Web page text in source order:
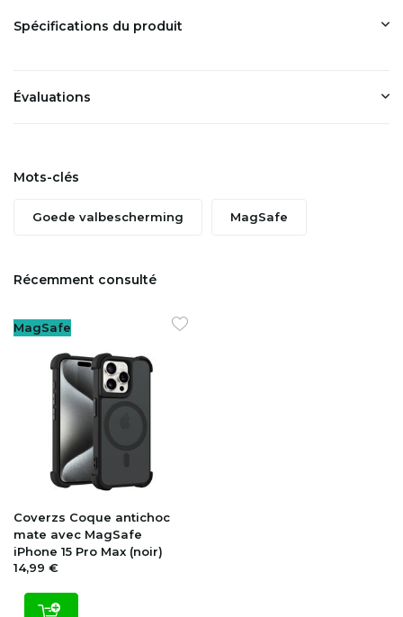
Spécifications du produit
Évaluations
Mots-clés
Goede valbescherming MagSafe
Récemment consulté
MagSafe
Coverzs Coque antichoc
mate avec MagSafe
iPhone 15 Pro Max (noir)
14,99 €